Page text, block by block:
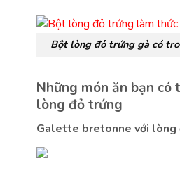
Bột lòng đỏ trứng gà có
Những món ăn bạn
lòng đỏ trứng
Galette bretonne với lòng